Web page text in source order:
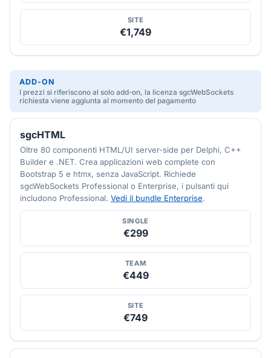
SITE
€1,749
ADD-ON
I prezzi si riferiscono al solo add-on, la licenza sgcWebSockets
richiesta viene aggiunta al momento del pagamento
sgcHTML
Oltre 80 componenti HTML/UI server-side per Delphi, C++
Builder e .NET. Crea applicazioni web complete con
Bootstrap 5 e htmx, senza JavaScript. Richiede
sgcWebSockets Professional o Enterprise, i pulsanti qui
includono Professional. Vedi il bundle Enterprise.
SINGLE
€299
TEAM
€449
SITE
€749